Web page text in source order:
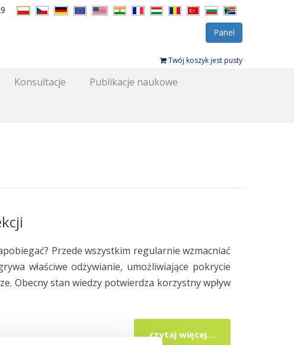
Panel
Twój koszyk jest pusty
Konsultacje Publikacje naukowe
Przede wszystkim regularnie wzmacniać
właściwe odżywianie, umożliwiające pokrycie
Obecny stan wiedzy potwierdza korzystny wpływ
czytaj więcej…